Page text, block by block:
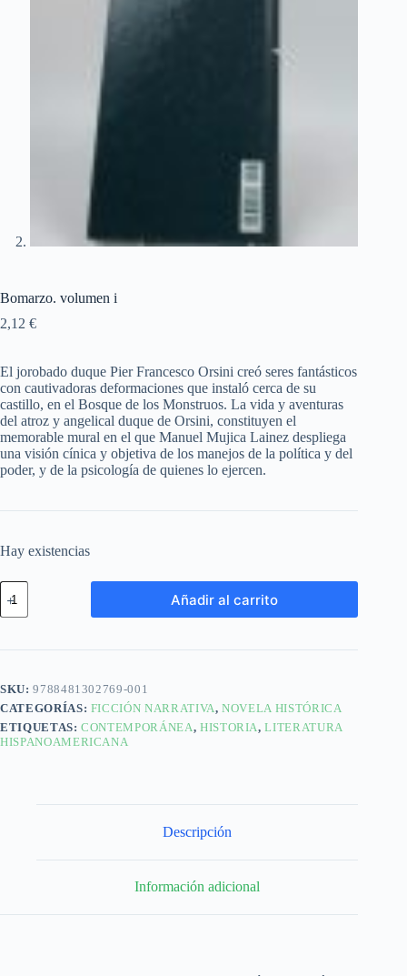
Bomarzo. volumen i
2,12 €
El jorobado duque Pier Francesco Orsini creó seres fantásticos
con cautivadoras deformaciones que instaló cerca de su
castillo, en el Bosque de los Monstruos. La vida y aventuras
del atroz y angelical duque de Orsini, constituyen el
memorable mural en el que Manuel Mujica Lainez despliega
una visión cínica y objetiva de los manejos de la política y del
poder, y de la psicología de quienes lo ejercen.
Hay existencias
Añadir al carrito
SKU:9788481302769-001
CATEGORÍAS: FICCIÓN NARRATIVA,NOVELA HISTÓRICA
ETIQUETAS:CONTEMPORÁNEA, HISTORIA,LITERATURA
HISPANOAMERICANA
Descripción
Información adicional